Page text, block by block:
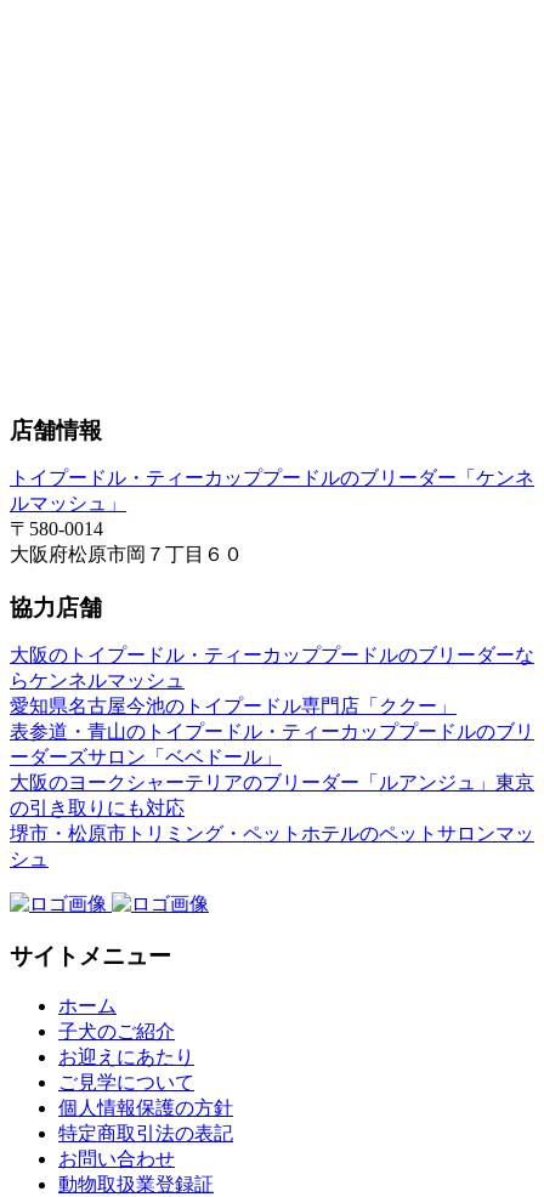
店舗情報
トイプードル・ティーカッププードルのブリーダー「ケンネ
ルマッシュ」
〒580-0014
大阪府松原市岡７丁目６０
協力店舗
大阪のトイプードル・ティーカッププードルのブリーダーな
らケンネルマッシュ
愛知県名古屋今池のトイプードル専門店「ククー」
表参道・青山のトイプードル・ティーカッププードルのブリ
ーダーズサロン「ベベドール」
大阪のヨークシャーテリアのブリーダー「ルアンジュ」東京
の引き取りにも対応
堺市・松原市トリミング・ペットホテルのペットサロンマッ
シュ
サイトメニュー
ホーム
子犬のご紹介
お迎えにあたり
ご見学について
個人情報保護の方針
特定商取引法の表記
お問い合わせ
動物取扱業登録証